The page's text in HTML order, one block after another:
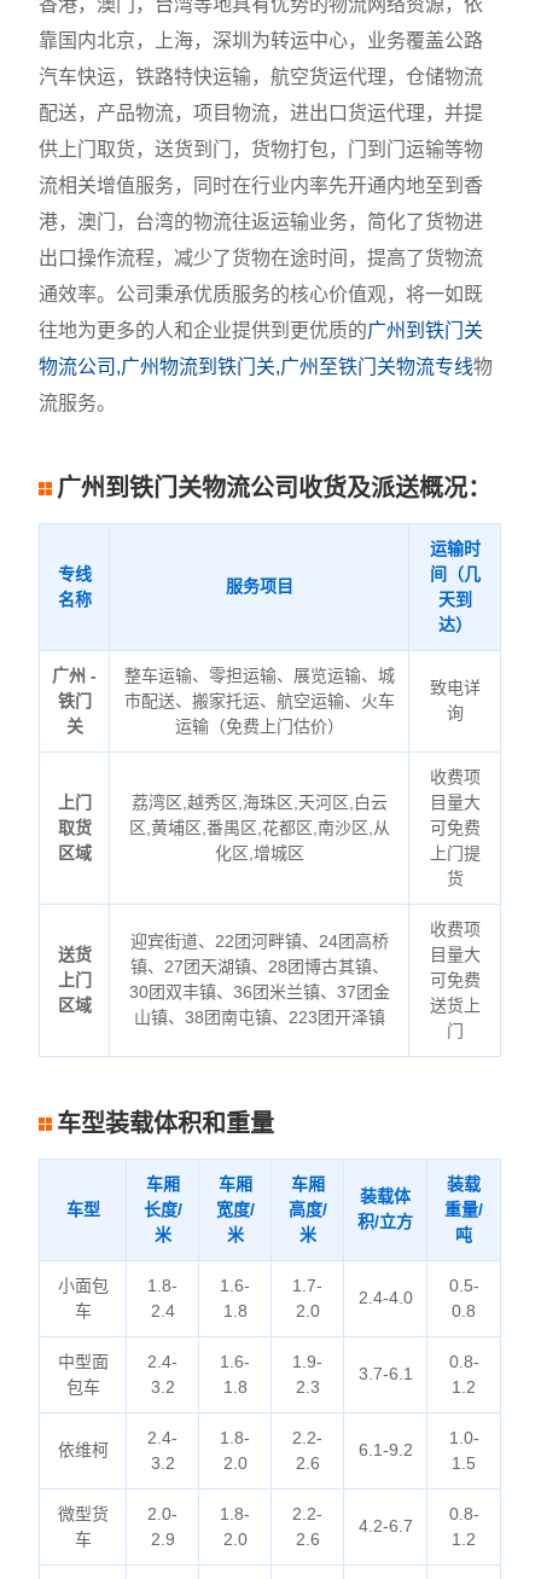
香港，澳门，台湾等地具有优势的物流网络资源，依
靠国内北京，上海，深圳为转运中心，业务覆盖公路
汽车快运，铁路特快运输，航空货运代理，仓储物流
配送，产品物流，项目物流，进出口货运代理，并提
供上门取货，送货到门，货物打包，门到门运输等物
流相关增值服务，同时在行业内率先开通内地至到香
港，澳门，台湾的物流往返运输业务，简化了货物进
出口操作流程，减少了货物在途时间，提高了货物流
通效率。公司秉承优质服务的核心价值观，将一如既
往地为更多的人和企业提供到更优质的广州到铁门关
物流公司,广州物流到铁门关,广州至铁门关物流专线物
流服务。
广州到铁门关物流公司收货及派送概况：
专线
名称
服务项目
运输时
间（几
天到
达）
广州 -
铁门
关
整车运输、零担运输、展览运输、城
市配送、搬家托运、航空运输、火车
运输（免费上门估价）
致电详
询
上门
取货
区域
荔湾区,越秀区,海珠区,天河区,白云
区,黄埔区,番禺区,花都区,南沙区,从
化区,增城区
收费项
目量大
可免费
上门提
货
送货
上门
区域
迎宾街道、22团河畔镇、24团高桥
镇、27团天湖镇、28团博古其镇、
30团双丰镇、36团米兰镇、37团金
山镇、38团南屯镇、223团开泽镇
收费项
目量大
可免费
送货上
门
车型装载体积和重量
车型
车厢
长度/
米
车厢
宽度/
米
车厢
高度/
米
装载体
积/立方
装载
重量/
吨
小面包
车
1.8-
2.4
1.6-
1.8
1.7-
2.0
2.4-4.0
0.5-
0.8
中型面
包车
2.4-
3.2
1.6-
1.8
1.9-
2.3
3.7-6.1
0.8-
1.2
依维柯
2.4-
3.2
1.8-
2.0
2.2-
2.6
6.1-9.2
1.0-
1.5
微型货
车
2.0-
2.9
1.8-
2.0
2.2-
2.6
4.2-6.7
0.8-
1.2